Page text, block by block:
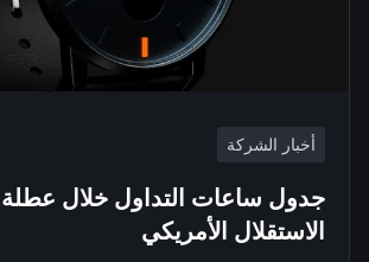
أخبار الشركة
جدول ساعات التداول خلال
الاستقلال الأمريكي